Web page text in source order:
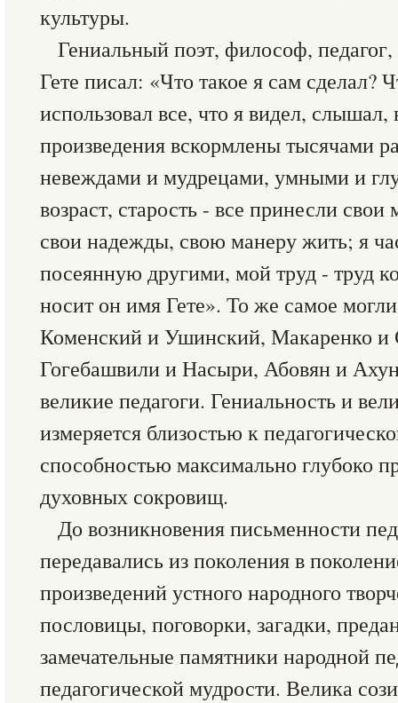
культуры.
Гениальный поэт, философ,
Гете писал: «Что такое я сам сделал?
использовал все, что я видел,
произведения вскормлены тысячами
невеждами и мудрецами, умными и
возраст, старость - все принесли
свои надежды, свою манеру жить; я
посеянную другими, мой труд - труд
носит он имя Гете». То же самое
Коменский и Ушинский, Макаренко и
Гогебашвили и Насыри, Абовян и
великие педагоги. Гениальность и
измеряется близостью к
способностью максимально глубоко
духовных сокровищ.
До возникновения письменности
передавались из поколения в
произведений устного народного
пословицы, поговорки, загадки,
замечательные памятники народной
педагогической мудрости. Велика